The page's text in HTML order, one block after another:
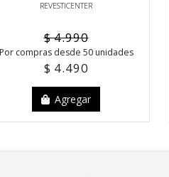
REVESTICENTER
$ 4.990
compras desde 50 unidades
$ 4.490
Agregar